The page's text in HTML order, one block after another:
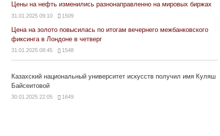
Цены на нефть изменились разнонаправленно на мировых биржах
31.01.2025 09:10 1509
Цена на золото повысилась по итогам вечернего межбанковского
фиксинга в Лондоне в четверг
31.01.2025 08:45 1548
Казахский национальный университет искусств получил имя Куляш
Байсеитовой
30.01.2025 22:05 1649